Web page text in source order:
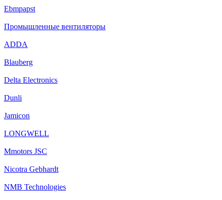
Ebmpapst
Промышленные вентиляторы
ADDA
Blauberg
Delta Electronics
Dunli
Jamicon
LONGWELL
Mmotors JSC
Nicotra Gebhardt
NMB Technologies